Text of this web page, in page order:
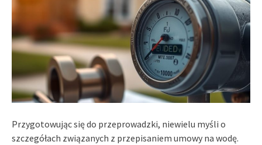
Przygotowując się do przeprowadzki, niewielu myśli o
szczegółach związanych z przepisaniem umowy na wodę.